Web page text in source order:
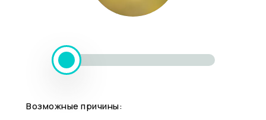
Возможные причины: